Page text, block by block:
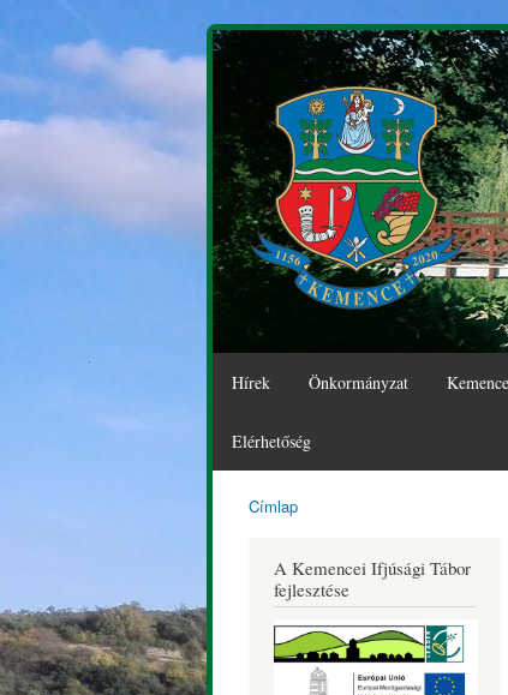
Hírek Önkormányzat
Elérhetőség
Kemence
Község
Honlapja
Címlap
A Kemencei Ifjúsági Tábor
fejlesztése